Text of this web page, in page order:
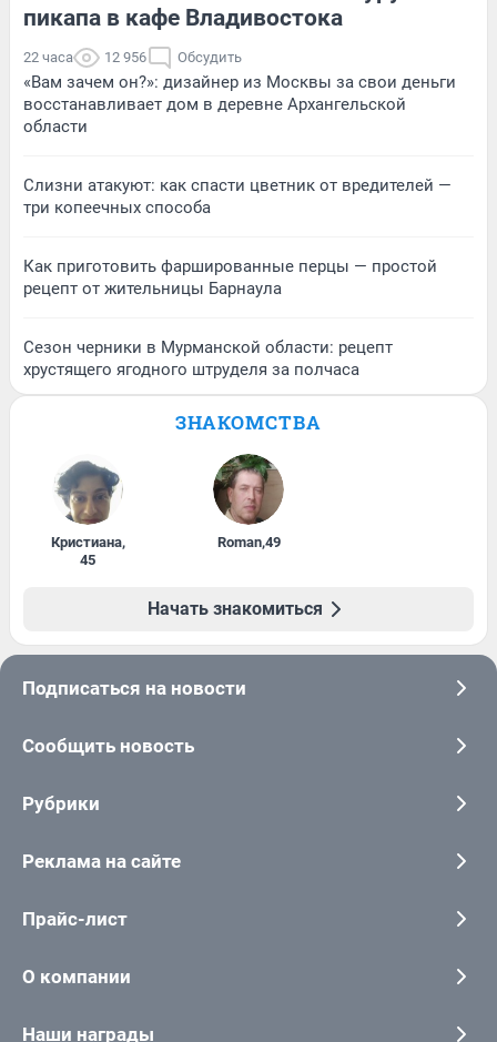
пикапа в кафе Владивостока
22 часа 12 956 Обсудить
«Вам зачем он?»: дизайнер из Москвы за свои деньги
восстанавливает дом в деревне Архангельской
области
Слизни атакуют: как спасти цветник от вредителей —
три копеечных способа
Как приготовить фаршированные перцы — простой
рецепт от жительницы Барнаула
Сезон черники в Мурманской области: рецепт
хрустящего ягодного штруделя за полчаса
ЗНАКОМСТВА
Кристиана,
45
Roman,49
Начать знакомиться
Подписаться на новости
Сообщить новость
Рубрики
Реклама на сайте
Прайс-лист
О компании
Наши награды